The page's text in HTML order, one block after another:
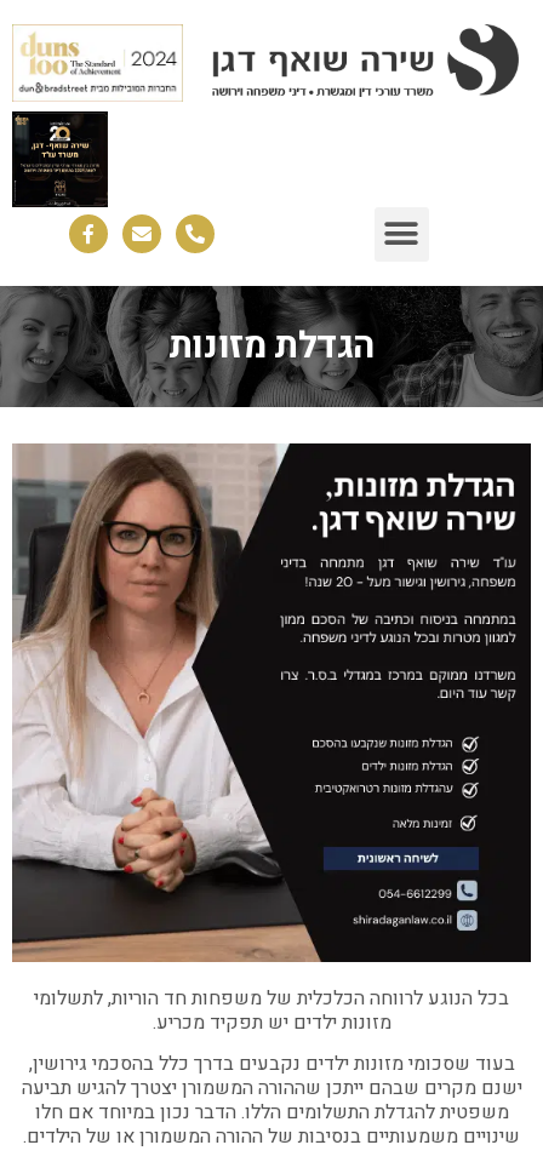
הגדלת מזונות
בכל הנוגע לרווחה הכלכלית של משפחות חד הוריות, לתשלומי
מזונות ילדים יש תפקיד מכריע.
בעוד שסכומי מזונות ילדים נקבעים בדרך כלל בהסכמי גירושין,
ישנם מקרים שבהם ייתכן שההורה המשמורן יצטרך להגיש תביעה
משפטית להגדלת התשלומים הללו. הדבר נכון במיוחד אם חלו
שינויים משמעותיים בנסיבות של ההורה המשמורן או של הילדים.